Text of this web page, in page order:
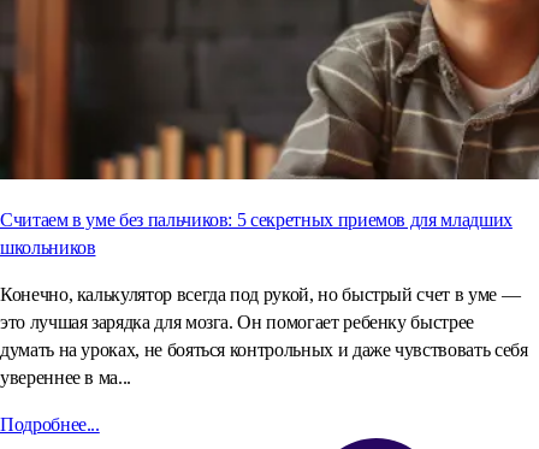
Считаем в уме без пальчиков: 5 секретных приемов для младших
школьников
Конечно, калькулятор всегда под рукой, но быстрый счет в уме —
это лучшая зарядка для мозга. Он помогает ребенку быстрее
думать на уроках, не бояться контрольных и даже чувствовать себя
увереннее в ма...
Подробнее...